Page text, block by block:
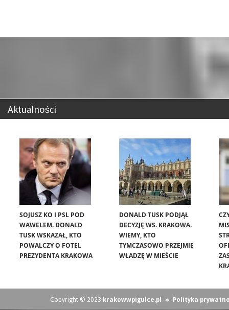
Aktualności
SOJUSZ KO I PSL POD
WAWELEM. DONALD
TUSK WSKAZAŁ, KTO
POWALCZY O FOTEL
PREZYDENTA KRAKOWA
DONALD TUSK PODJĄŁ
DECYZJĘ WS. KRAKOWA.
WIEMY, KTO
TYMCZASOWO PRZEJMIE
WŁADZĘ W MIEŚCIE
Copyright © 2023 krakowwpigulce.pl ∗ Polityka